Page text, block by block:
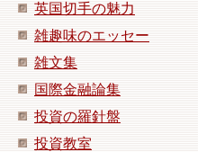
英国切手の魅力
雑趣味のエッセー
雑文集
国際金融論集
投資の羅針盤
投資教室